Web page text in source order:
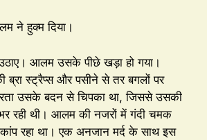
ने हुक्म दिया।
आलम उसके पीछे खड़ा हो गया।
स्ट्रैप्स और पसीने से तर बगलों पर
उसके बदन से चिपका था, जिससे उसकी
रही थी। आलम की नजरों में गंदी चमक
रहा था। एक अनजान मर्द के साथ इस